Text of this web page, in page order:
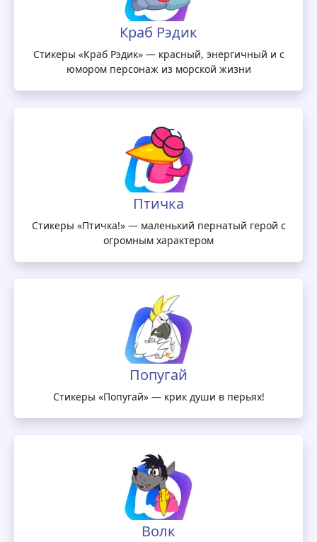
Краб Рэдик
Стикеры «Краб Рэдик» — красный, энергичный и с
юмором персонаж из морской жизни
Птичка
Стикеры «Птичка!» — маленький пернатый герой с
огромным характером
Попугай
Стикеры «Попугай» — крик души в перьях!
Волк